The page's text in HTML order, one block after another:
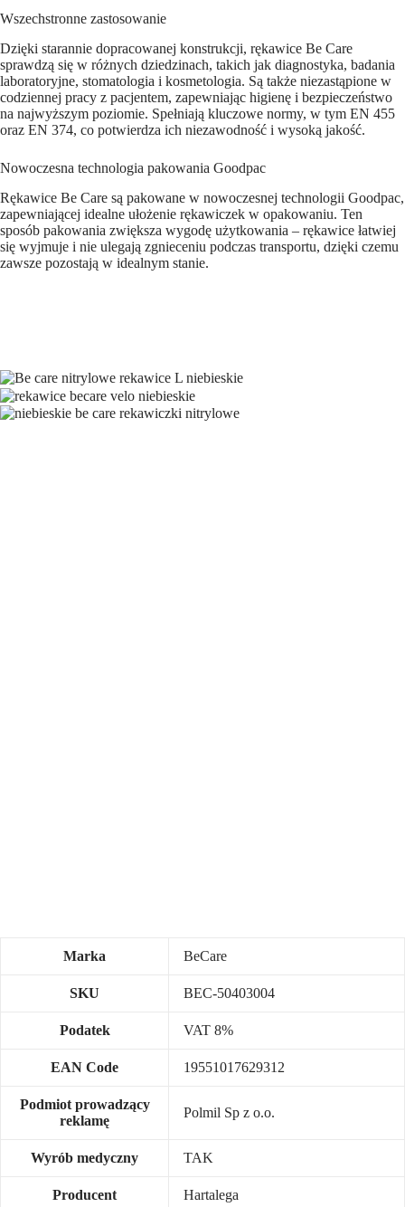
Wszechstronne zastosowanie
Dzięki starannie dopracowanej konstrukcji, rękawice Be Care
sprawdzą się w różnych dziedzinach, takich jak diagnostyka, badania
laboratoryjne, stomatologia i kosmetologia. Są także niezastąpione w
codziennej pracy z pacjentem, zapewniając higienę i bezpieczeństwo
na najwyższym poziomie. Spełniają kluczowe normy, w tym EN 455
oraz EN 374, co potwierdza ich niezawodność i wysoką jakość.
Nowoczesna technologia pakowania Goodpac
Rękawice Be Care są pakowane w nowoczesnej technologii Goodpac,
zapewniającej idealne ułożenie rękawiczek w opakowaniu. Ten
sposób pakowania zwiększa wygodę użytkowania – rękawice łatwiej
się wyjmuje i nie ulegają zgnieceniu podczas transportu, dzięki czemu
zawsze pozostają w idealnym stanie.
Marka BeCare
SKU BEC-50403004
Podatek VAT 8%
EAN Code 19551017629312
Podmiot prowadzący
reklamę
Polmil Sp z o.o.
Wyrób medyczny TAK
Producent Hartalega